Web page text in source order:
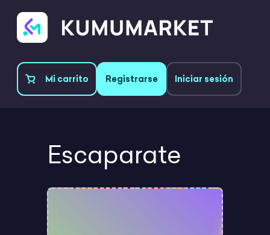
Mi carrito Registrarse Iniciar sesión
Escaparate